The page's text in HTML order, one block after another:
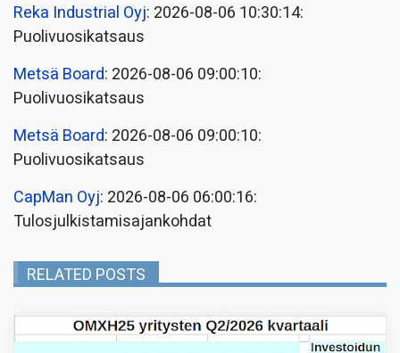
Reka Industrial Oyj: 2026-08-06 10:30:14:
Puolivuosikatsaus
Metsä Board: 2026-08-06 09:00:10:
Puolivuosikatsaus
Metsä Board: 2026-08-06 09:00:10:
Puolivuosikatsaus
CapMan Oyj: 2026-08-06 06:00:16:
Tulosjulkistamisajankohdat
RELATED POSTS